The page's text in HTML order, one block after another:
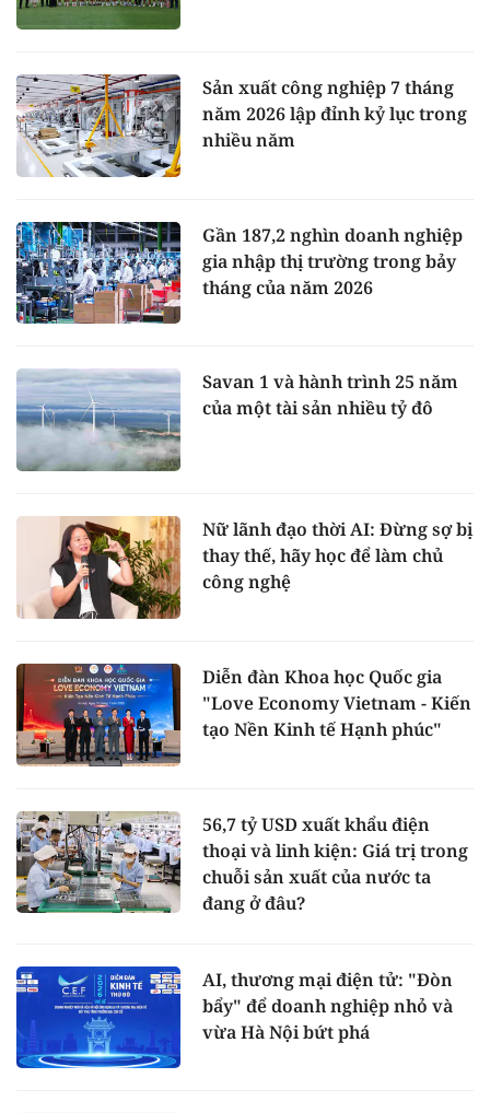
Sản xuất công nghiệp 7 tháng
năm 2026 lập đỉnh kỷ lục trong
nhiều năm
Gần 187,2 nghìn doanh nghiệp
gia nhập thị trường trong bảy
tháng của năm 2026
Savan 1 và hành trình 25 năm
của một tài sản nhiều tỷ đô
Nữ lãnh đạo thời AI: Đừng sợ bị
thay thế, hãy học để làm chủ
công nghệ
Diễn đàn Khoa học Quốc gia
"Love Economy Vietnam - Kiến
tạo Nền Kinh tế Hạnh phúc"
56,7 tỷ USD xuất khẩu điện
thoại và linh kiện: Giá trị trong
chuỗi sản xuất của nước ta
đang ở đâu?
AI, thương mại điện tử: "Đòn
bẩy" để doanh nghiệp nhỏ và
vừa Hà Nội bứt phá